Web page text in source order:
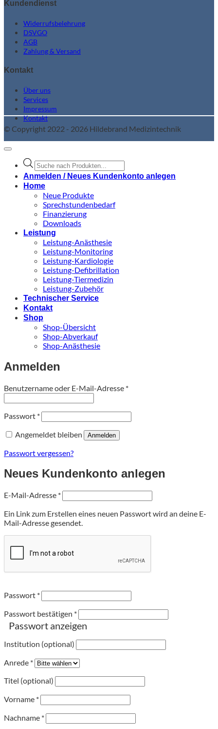
Kundendienst
Widerrufsbelehrung
DSVGO
AGB
Zahlung & Versand
Kontakt
Über uns
Services
Impressum
Kontakt
© Copyright 2022 - 2026 Hildebrand Medizintechnik
Products
search
Anmelden / Neues Kundenkonto anlegen
Home
Neue Produkte
Sprechstundenbedarf
Finanzierung
Downloads
Leistung
Leistung-Anästhesie
Leistung-Monitoring
Leistung-Kardiologie
Leistung-Defibrillation
Leistung-Tiermedizin
Leistung-Zubehör
Technischer Service
Kontakt
Shop
Shop-Übersicht
Shop-Abverkauf
Shop-Anästhesie
Anmelden
Benutzername oder E-Mail-Adresse *Erforderlich
Passwort *Erforderlich
Angemeldet bleiben Anmelden
Passwort vergessen?
Neues Kundenkonto anlegen
E-Mail-Adresse *Erforderlich
Ein Link zum Erstellen eines neuen Passwort wird an deine E-
Mail-Adresse gesendet.
Passwort *
Passwort bestätigen *
Passwort anzeigen
Institution (optional)
Anrede *
Titel (optional)
Vorname *
Nachname *